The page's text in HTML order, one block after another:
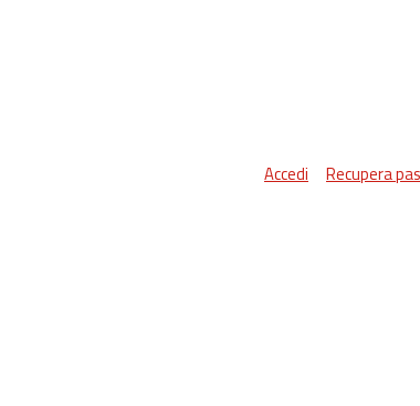
Accedi Recupera